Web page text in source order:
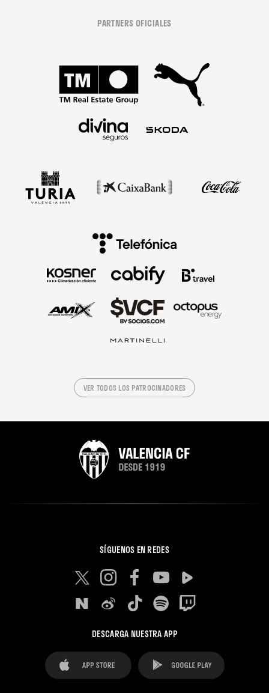
PARTNERS OFICIALES
VER TODOS LOS PATROCINADORES
SÍGUENOS EN REDES
DESCARGA NUESTRA APP